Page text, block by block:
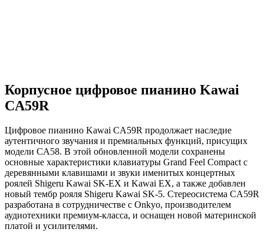
Корпусное цифровое пианино Kawai
CA59R
Цифровое пианино Kawai CA59R продолжает наследие
аутентичного звучания и премиальных функций, присущих
модели CA58. В этой обновленной модели сохранены
основные характеристики клавиатуры Grand Feel Compact с
деревянными клавишами и звуки именитых концертных
роялей Shigeru Kawai SK-EX и Kawai EX, а также добавлен
новый тембр рояля Shigeru Kawai SK-5. Стереосистема CA59R
разработана в сотрудничестве с Onkyo, производителем
аудиотехники премиум-класса, и оснащен новой материнской
платой и усилителями.